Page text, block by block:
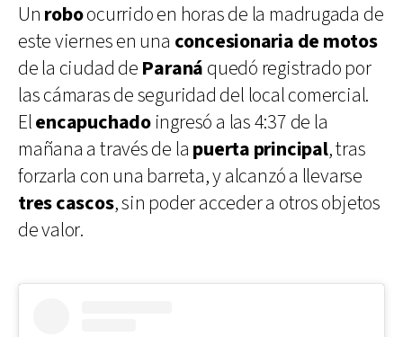
Un roboocurrido en horas de la madrugada de
este viernes en una concesionaria de motos
de la ciudad de Paraná quedó registrado por
las cámaras de seguridad del local comercial.
Elencapuchadoingresó a las 4:37 de la
mañana a través de la puerta principal, tras
forzarla con una barreta, y alcanzó a llevarse
tres cascos, sin poder acceder a otros objetos
de valor.